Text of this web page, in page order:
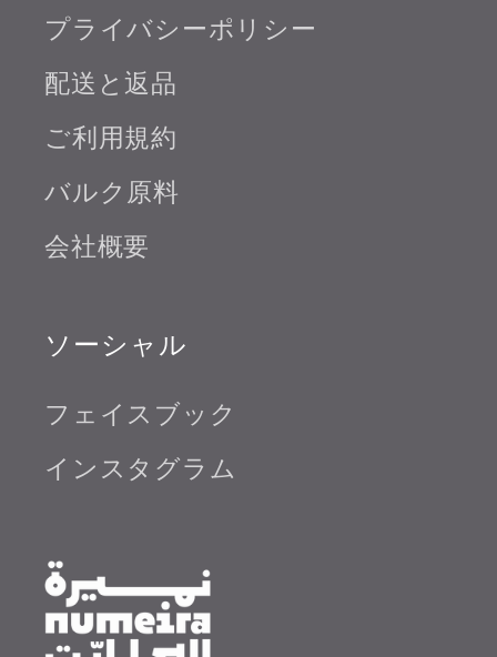
プライバシーポリシー
配送と返品
ご利用規約
バルク原料
会社概要
ソーシャル
フェイスブック
インスタグラム